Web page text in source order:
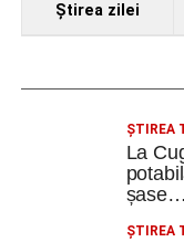
Ştirea zilei
ȘTIREA
La
șase…
ȘTIREA